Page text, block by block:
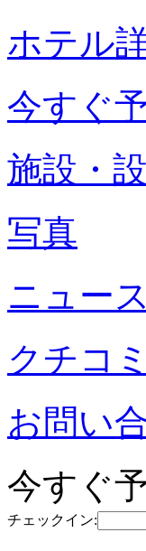
ホテル
今すぐ
施設・
写真
ニュース
クチコミ
お問い
今すぐ
チェックイン: